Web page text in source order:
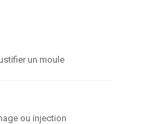
un moule
ou injection